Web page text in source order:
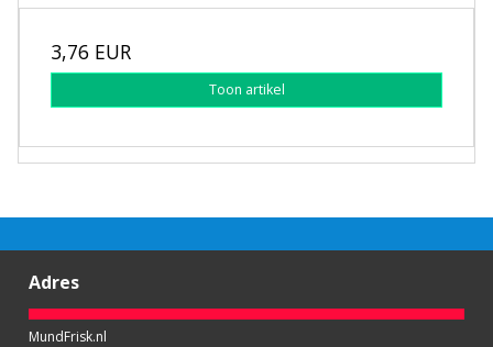
3,76 EUR
Toon artikel
Adres
MundFrisk.nl